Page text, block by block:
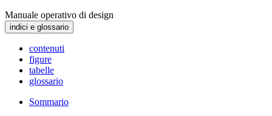
Manuale operativo di design
indici e glossario
contenuti
figure
tabelle
glossario
Sommario